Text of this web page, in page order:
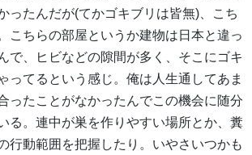
ったんだが(てかゴキブリは皆無)、こち
こちらの部屋というか建物は日本と違っ
で、ヒビなどの隙間が多く、そこにゴキ
ってるという感じ。俺は人生通してあま
ったことがなかったんでこの機会に随分
る。連中が巣を作りやすい場所とか、糞
行動範囲を把握したり。いやさいつかも